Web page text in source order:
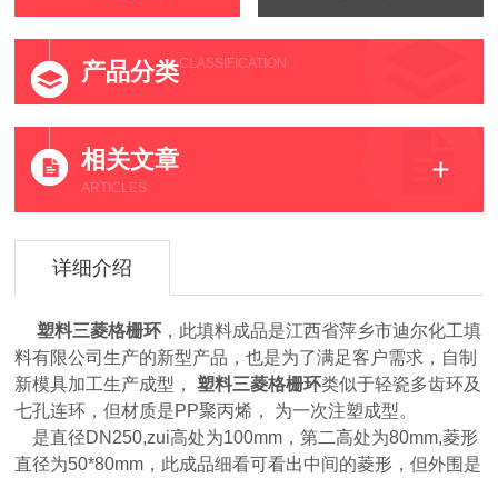
产品分类CLASSIFICATION
相关文章
ARTICLES
详细介绍
塑料三菱格栅环 ，此填料成品是江西省萍乡市迪尔化工填
料有限公司生产的新型产品，也是为了满足客户需求，自制
新模具加工生产成型，
塑料三菱格栅环类似于轻瓷多齿环及
七孔连环，但材质是PP聚丙烯，
为一次注塑成型。
是直径DN250,zui高处为100mm，第二高处为80mm,菱形
直径为50*80mm，此成品细看可看出中间的菱形，但外围是